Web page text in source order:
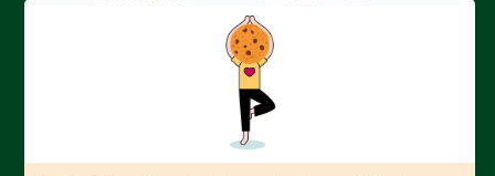
Erfolgreich bewerben mit Ausbildungspark: Wir
begleiten dich Schritt für Schritt bei deinem Start in den